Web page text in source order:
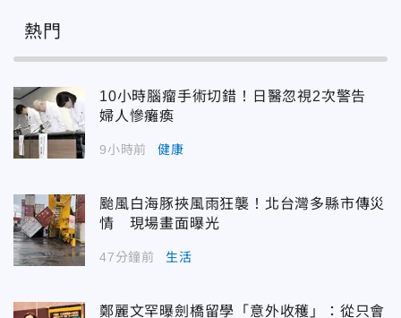
熱門
10小時腦瘤手術切錯！日醫忽視2次警告
婦人慘癱瘓
9小時前 健康
颱風白海豚挾風雨狂襲！北台灣多縣市傳災
情 現場畫面曝光
47分鐘前 生活
鄭麗文罕曝劍橋留學「意外收穫」：從只會